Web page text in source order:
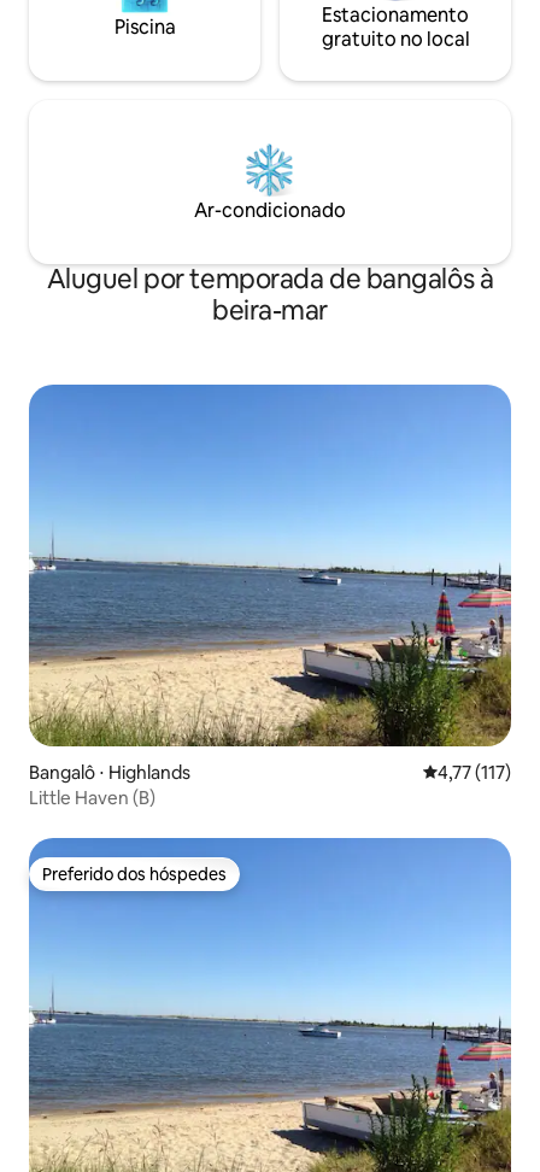
Piscina
Estacionamento
gratuito no local
Ar-condicionado
Aluguel por temporada de bangalôs à
beira-mar
Bangalô ⋅ Highlands 4,77 de uma
4,77 (117)
Little Haven (B)
Preferido dos hóspedes
Preferido dos hóspedes